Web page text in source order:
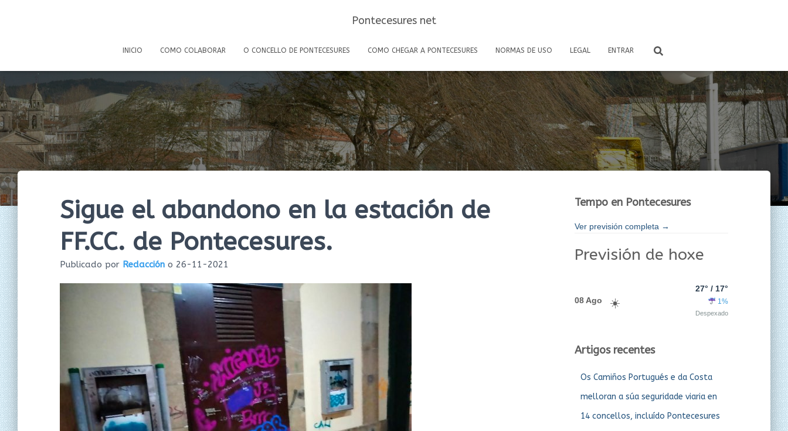
Pontecesures net
INICIO COMO COLABORAR O CONCELLO DE PONTECESURES COMO CHEGAR A PONTECESURES NORMAS DE USO LEGAL ENTRAR
Sigue el abandono en la estación de
FF.CC. de Pontecesures.
Publicado por Redacción o 26-11-2021
Tempo en Pontecesures
Ver previsión completa →
Previsión de hoxe
08 Ago
27° / 17°
1%
Despexado
Artigos recentes
Os Camiños Portugués e da Costa
melloran a súa seguridade viaria en
14 concellos, incluído Pontecesures